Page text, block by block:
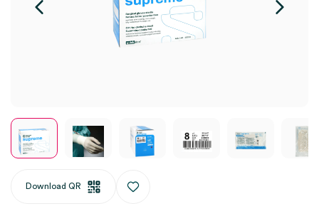
Download QR